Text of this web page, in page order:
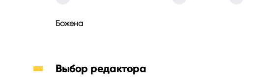
Божена
Выбор редактора